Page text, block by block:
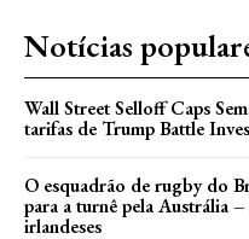
Notícias
Wall Street Selloff Caps
tarifas de Trump Battle
O esquadrão de rugby do
para a turnê pela Austrália
irlandeses